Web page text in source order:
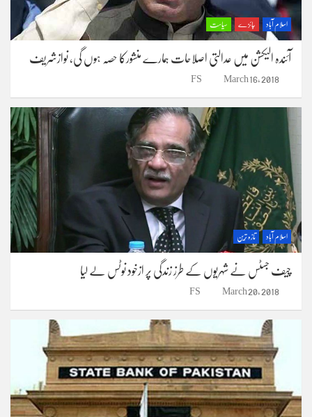
اسلام آباد جائزے سیاست
آئندہ الیکشن میں عدالتی اصلاحات ہمارے منشورکا حصہ ہوں گی، نوازشریف
March 16, 2018
FS
اسلام آباد تازہ ترین
چیف جسٹس نے شہریوں کے طرز زندگی پر ازخود نوٹس لے لیا
March 20, 2018
FS